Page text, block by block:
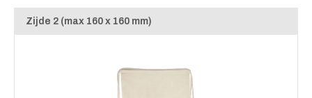
Zijde 2 (max 160 x 160 mm)